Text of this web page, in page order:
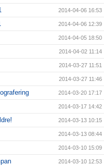
2014-04-06 16:53
2014-04-06 12:39
2014-04-05 18:50
2014-04-02 11:14
2014-03-27 11:51
2014-03-27 11:46
2014-03-20 17:17
2014-03-17 14:42
2014-03-13 10:15
2014-03-13 08:44
2014-03-10 15:09
2014-03-10 12:53